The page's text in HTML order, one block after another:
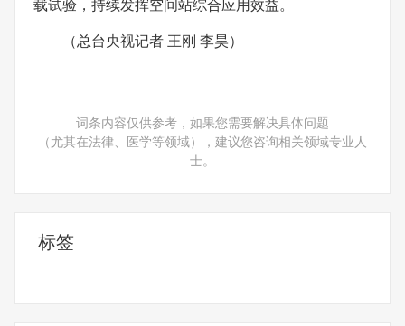
载试验，持续发挥空间站综合应用效益。
（总台央视记者 王刚 李昊）
词条内容仅供参考，如果您需要解决具体问题
（尤其在法律、医学等领域），建议您咨询相关领域专业人
士。
标签